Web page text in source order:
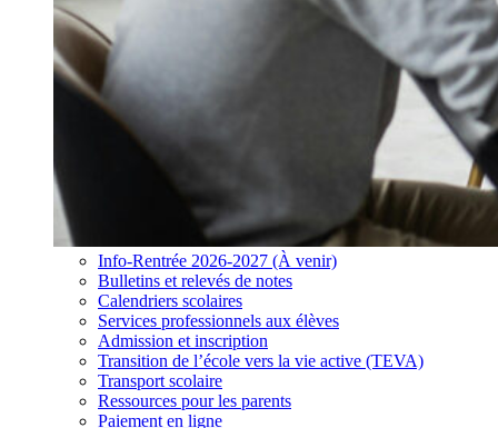
Info-Rentrée 2026-2027 (À venir)
Bulletins et relevés de notes
Calendriers scolaires
Services professionnels aux élèves
Admission et inscription
Transition de l’école vers la vie active (TEVA)
Transport scolaire
Ressources pour les parents
Paiement en ligne